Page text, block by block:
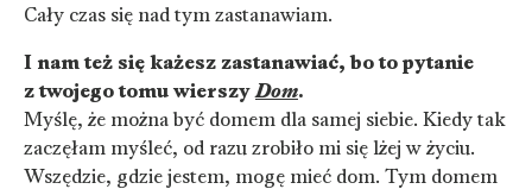
Cały czas się nad tym zastanawiam.
I nam też się każesz zastanawiać, bo to pytanie
z twojego tomu wierszy Dom.
Myślę, że można być domem dla samej siebie. Kiedy tak
zaczęłam myśleć, od razu zrobiło mi się lżej w życiu.
Wszędzie, gdzie jestem, mogę mieć dom. Tym domem